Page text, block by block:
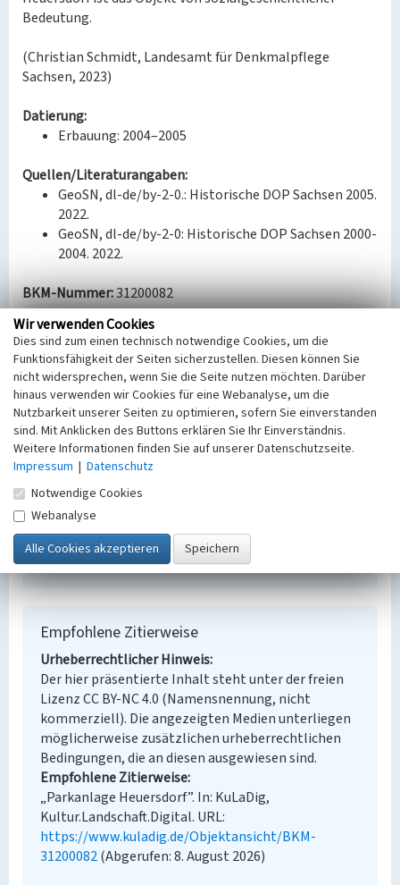
Bedeutung.
(Christian Schmidt, Landesamt für Denkmalpflege
Sachsen, 2023)
Datierung:
Erbauung: 2004–2005
Quellen/Literaturangaben:
GeoSN, dl-de/by-2-0.: Historische DOP Sachsen 2005.
2022.
GeoSN, dl-de/by-2-0: Historische DOP Sachsen 2000-
2004. 2022.
BKM-Nummer:31200082
Parkanlage Heuersdorf
Schlagwörter
Park Grünfläche
Ort
Regis-Breitingen
Fachsicht(en)
Denkmalpflege
Erfassungsmaßstab
Keine Angabe
Erfassungsmethode
Übernahme aus externer Fachdatenbank
Empfohlene Zitierweise
Urheberrechtlicher Hinweis
Der hier präsentierte Inhalt steht unter der freien
Lizenz CC BY-NC 4.0 (Namensnennung, nicht
kommerziell). Die angezeigten Medien unterliegen
möglicherweise zusätzlichen urheberrechtlichen
Bedingungen, die an diesen ausgewiesen sind.
Empfohlene Zitierweise
„Parkanlage Heuersdorf”. In: KuLaDig,
Kultur.Landschaft.Digital. URL:
https://www.kuladig.de/Objektansicht/BKM-
31200082(Abgerufen: 8. August 2026)
Wir verwenden Cookies
Dies sind zum einen technisch notwendige Cookies, um die
Funktionsfähigkeit der Seiten sicherzustellen. Diesen können Sie
nicht widersprechen, wenn Sie die Seite nutzen möchten. Darüber
hinaus verwenden wir Cookies für eine Webanalyse, um die
Nutzbarkeit unserer Seiten zu optimieren, sofern Sie einverstanden
sind. Mit Anklicken des Buttons erklären Sie Ihr Einverständnis.
Weitere Informationen finden Sie auf unserer Datenschutzseite.
Impressum | Datenschutz
Notwendige Cookies
Webanalyse